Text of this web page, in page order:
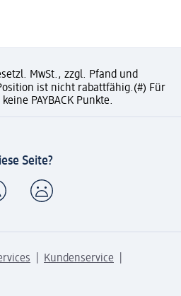
MwSt., zzgl. Pfand und
ist nicht rabattfähig.(#) Für
PAYBACK Punkte.
Seite?
Kundenservice